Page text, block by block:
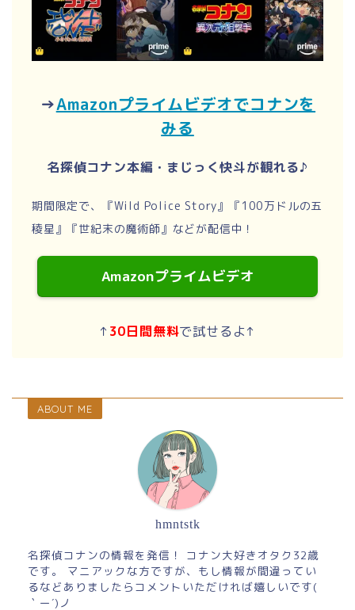
→Amazonプライムビデオでコナンを
みる
名探偵コナン本編・まじっく快斗が観れる♪
期間限定で、『Wild Police Story』『100万ドルの五
稜星』『世紀末の魔術師』などが配信中！
Amazonプライムビデオ
↑ 30日間無料で試せるよ↑
ABOUT ME
hmntstk
名探偵コナンの情報を発信！ コナン大好きオタク32歳
です。 マニアックな方ですが、もし情報が間違ってい
るなどありましたらコメントいただければ嬉しいです(
｀ー´)ノ